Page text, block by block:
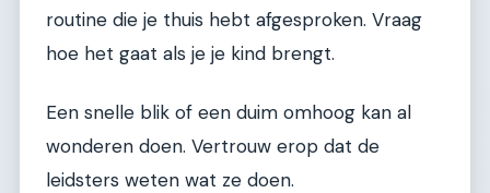
routine die je thuis hebt afgesproken. Vraag
hoe het gaat als je je kind brengt.
Een snelle blik of een duim omhoog kan al
wonderen doen. Vertrouw erop dat de
leidsters weten wat ze doen.